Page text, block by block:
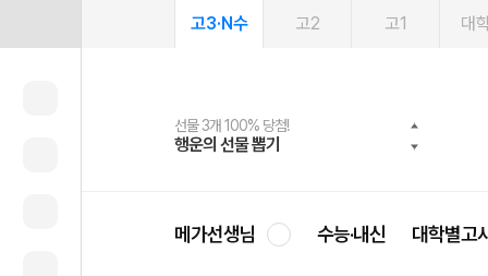
고3·N수 고2 고1 대
선물 3개 100% 당첨!
행운의 선물 뽑기
선물 100% 증정!
메가스터디 X 올리브
2027 러셀 단과
강사 공개선발
스마트러닝앱
설문 EVENT
메가패스
3일 무료 체험권
메가패스 수강생 무료혜택!
메가클럽 멤버십
사회공헌 캠페인
희망이룸 메가나눔
메가선생님 수능·내신 대학별고